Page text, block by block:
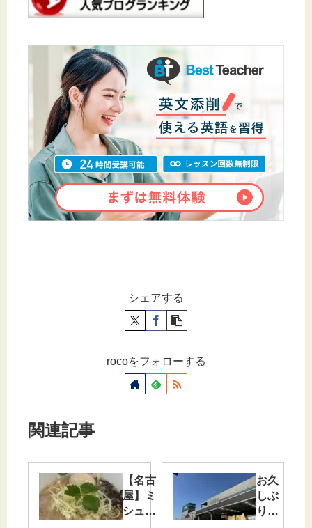
シェアする
rocoをフォローする
関連記事
【名古
屋】ミ
シュラ
お久
しぶ
りの